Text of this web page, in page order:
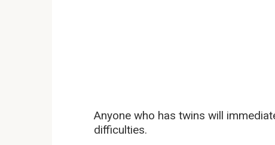
Anyone who has twins will
difficulties.